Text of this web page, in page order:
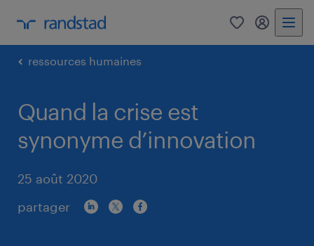
0 mon
ressources humaines
Quand la crise est
synonyme d’innovation
25 août 2020
partager